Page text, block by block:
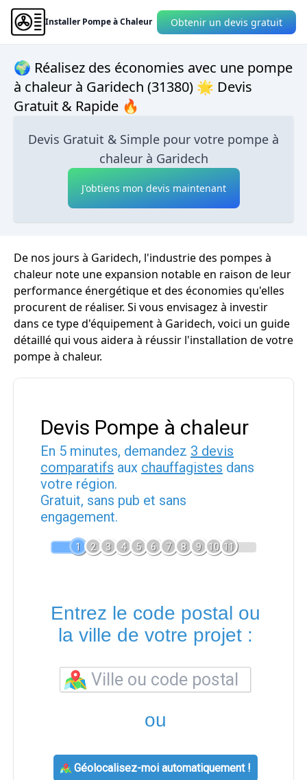
Installer Pompe à Chaleur Obtenir un devis gratuit
🌍 Réalisez des économies avec une pompe
à chaleur à Garidech (31380) 🌟 Devis
Gratuit & Rapide 🔥
Devis Gratuit & Simple pour votre pompe à
chaleur à Garidech
J'obtiens mon devis maintenant
De nos jours à Garidech, l'industrie des pompes à
chaleur note une expansion notable en raison de leur
performance énergétique et des économies qu'elles
procurent de réaliser. Si vous envisagez à investir
dans ce type d'équipement à Garidech, voici un guide
détaillé qui vous aidera à réussir l'installation de votre
pompe à chaleur.
Devis Pompe à chaleur
En 5 minutes, demandez 3 devis
comparatifs aux chauffagistes dans
votre région.
Gratuit, sans pub et sans
engagement.
1 2 3 4 5 6 7 8 9 10 11
Entrez le code postal ou
la ville de votre projet :
ou
Géolocalisez-moi automatiquement !